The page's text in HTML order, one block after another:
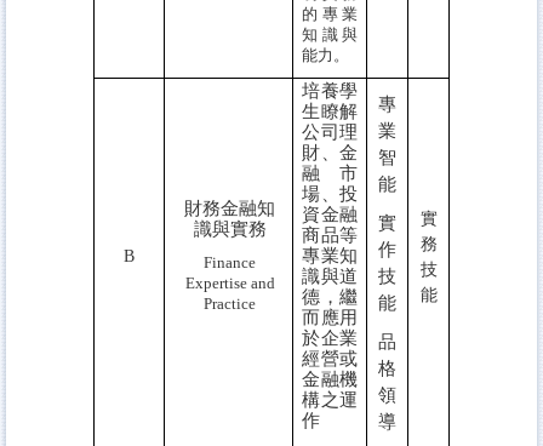
的專業
知識與
能力。
B
財務金融知
識與實務
Finance
Expertiseand
Practice
培養學
生瞭解
公司理
財、金
融市
場、投
資金融
商品等
專業知
識與道
德，繼
而應用
於企業
經營或
金融機
構之運
作
專
業
智
能
實
作
技
能
品
格
領
導
實
務
技
能